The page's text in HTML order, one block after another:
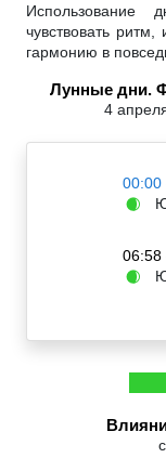
Использование
чувствовать
гармонию в
Лунные дни.
4
00:00
🌒
06:58
🌒